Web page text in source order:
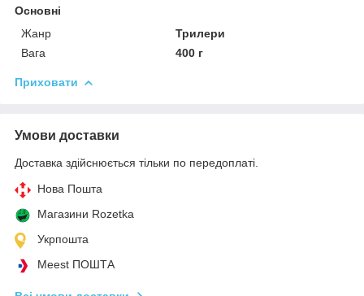
Основні
Жанр
Трилери
Вага
400 г
Приховати
Умови доставки
Доставка здійснюється тільки по передоплаті.
Нова Пошта
Магазини Rozetka
Укрпошта
Meest ПОШТА